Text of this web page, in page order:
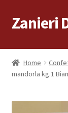
Vai
alla
Vai
al
Zanieri
Home
Carrello
Cassa
Home
mandorla kg.1